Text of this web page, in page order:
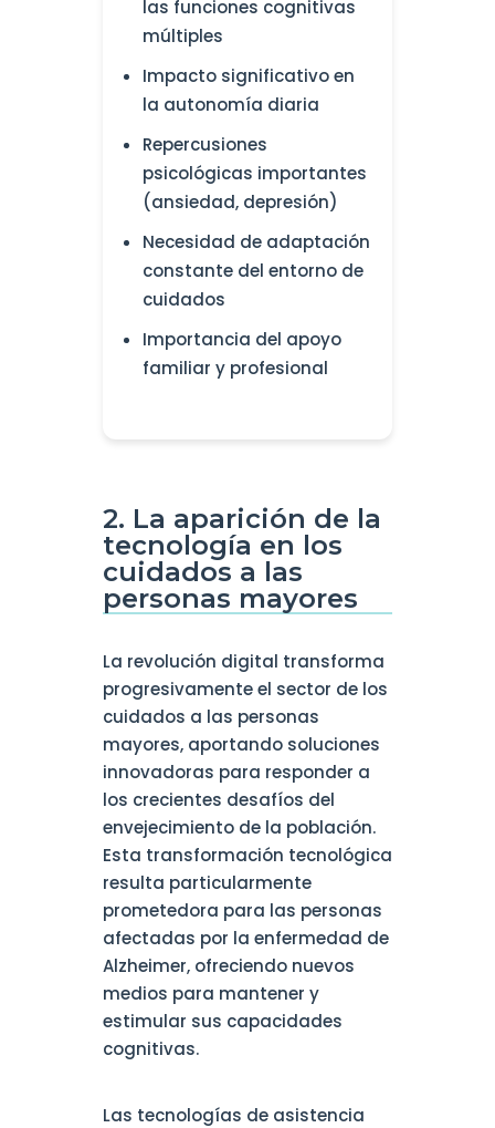
las funciones cognitivas
múltiples
Impacto significativo en
la autonomía diaria
Repercusiones
psicológicas importantes
(ansiedad, depresión)
Necesidad de adaptación
constante del entorno de
cuidados
Importancia del apoyo
familiar y profesional
2. La aparición de la
tecnología en los
cuidados a las
personas mayores
La revolución digital transforma
progresivamente el sector de los
cuidados a las personas
mayores, aportando soluciones
innovadoras para responder a
los crecientes desafíos del
envejecimiento de la población.
Esta transformación tecnológica
resulta particularmente
prometedora para las personas
afectadas por la enfermedad de
Alzheimer, ofreciendo nuevos
medios para mantener y
estimular sus capacidades
cognitivas.
Las tecnologías de asistencia